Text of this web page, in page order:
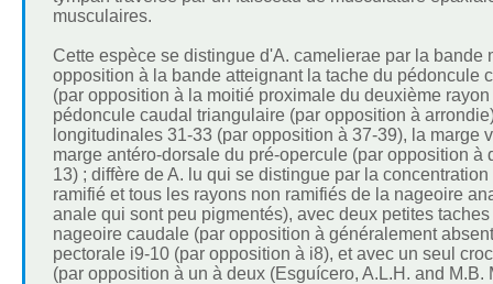
musculaires.
Cette espèce se distingue d'A. camelierae par la
opposition à la bande atteignant la tache du pédoncule
(par opposition à la moitié proximale du deuxième
pédoncule caudal triangulaire (par opposition à
longitudinales 31-33 (par opposition à 37-39), la
marge antéro-dorsale du pré-opercule (par opposition
13) ; diffère de A. lu qui se distingue par la
ramifié et tous les rayons non ramifiés de la nageoire
anale qui sont peu pigmentés), avec deux petites
nageoire caudale (par opposition à généralement
pectorale i9-10 (par opposition à i8), et avec un seul
(par opposition à un à deux (Esguícero, A.L.H. and M.B.